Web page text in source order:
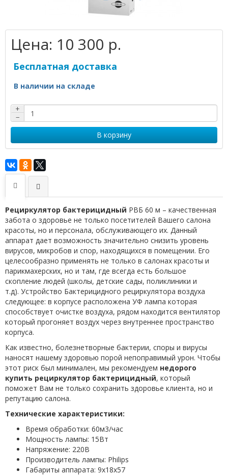
Цена: 10 300 р.
Бесплатная доставка
В наличии на складе
+
−
В корзину
Рециркулятор бактерицидный РВБ 60 м – качественная
забота о здоровье не только посетителей Вашего салона
красоты, но и персонала, обслуживающего их. Данный
аппарат дает возможность значительно снизить уровень
вирусов, микробов и спор, находящихся в помещении. Его
целесообразно применять не только в салонах красоты и
парикмахерских, но и там, где всегда есть большое
скопление людей (школы, детские сады, поликлиники и
т.д). Устройство Бактерицидного рециркулятора воздуха
следующее: в корпусе расположена УФ лампа которая
способствует очистке воздуха, рядом находится вентилятор
который прогоняет воздух через внутреннее пространство
корпуса.
Как известно, болезнетворные бактерии, споры и вирусы
наносят нашему здоровью порой непоправимый урон. Чтобы
этот риск был минимален, мы рекомендуем недорого
купить рециркулятор бактерицидный, который
поможет Вам не только сохранить здоровье клиента, но и
репутацию салона.
Технические характеристики:
Время обработки: 60м3/час
Мощность лампы: 15Вт
Напряжение: 220В
Производитель лампы: Philips
Габариты аппарата: 9х18х57